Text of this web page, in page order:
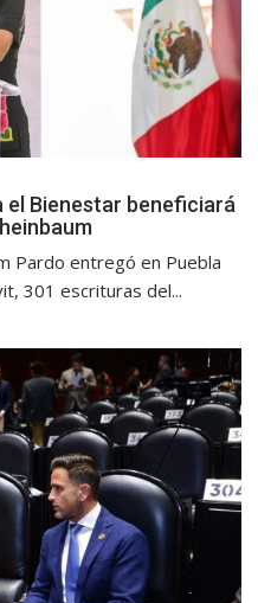
el Bienestar beneficiará
Pardo entregó en Puebla
301 escrituras del...